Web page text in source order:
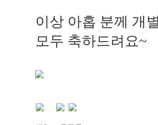
이상 아홉 분께 개
모두 축하드려요~